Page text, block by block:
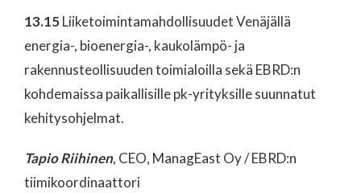
13.15Liiketoimintamahdollisuudet Venäjällä
energia-, bioenergia-, kaukolämpö- ja
rakennusteollisuuden toimialoilla sekä EBRD:n
kohdemaissa paikallisille pk-yrityksille suunnatut
kehitysohjelmat.
Tapio Riihinen, CEO, ManagEast Oy / EBRD:n
tiimikoordinaattori